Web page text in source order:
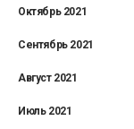
Октябрь 2021
Сентябрь 2021
Август 2021
Июль 2021